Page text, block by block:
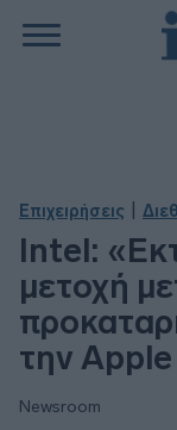
Επιχειρήσεις
Intel:
μετοχή
την Apple
Newsroom